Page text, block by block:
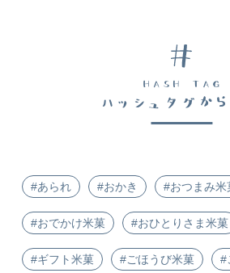
#あられ #おかき #おつまみ米
#おでかけ米菓 #おひとりさま米菓
#ギフト米菓 #ごほうび米菓 #